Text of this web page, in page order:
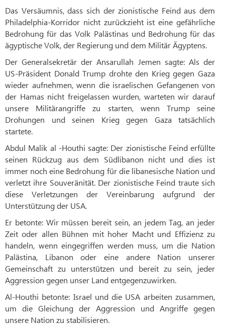
Das Versäumnis, dass sich der zionistische Feind aus dem
Philadelphia-Korridor nicht zurückzieht ist eine gefährliche
Bedrohung für das Volk Palästinas und Bedrohung für das
ägyptische Volk, der Regierung und dem Militär Ägyptens.
Der Generalsekretär der Ansarullah Jemen sagte: Als der
US-Präsident Donald Trump drohte den Krieg gegen Gaza
wieder aufnehmen, wenn die israelischen Gefangenen von
der Hamas nicht freigelassen wurden, warteten wir darauf
unsere Militärangriffe zu starten, wenn Trump seine
Drohungen und seinen Krieg gegen Gaza tatsächlich
startete.
Abdul Malik al -Houthi sagte: Der zionistische Feind erfüllte
seinen Rückzug aus dem Südlibanon nicht und dies ist
immer noch eine Bedrohung für die libanesische Nation und
verletzt ihre Souveränität. Der zionistische Feind traute sich
diese Verletzungen der Vereinbarung aufgrund der
Unterstützung der USA.
Er betonte: Wir müssen bereit sein, an jedem Tag, an jeder
Zeit oder allen Bühnen mit hoher Macht und Effizienz zu
handeln, wenn eingegriffen werden muss, um die Nation
Palästina, Libanon oder eine andere Nation unserer
Gemeinschaft zu unterstützen und bereit zu sein, jeder
Aggression gegen unser Land entgegenzuwirken.
Al-Houthi betonte: Israel und die USA arbeiten zusammen,
um die Gleichung der Aggression und Angriffe gegen
unsere Nation zu stabilisieren.